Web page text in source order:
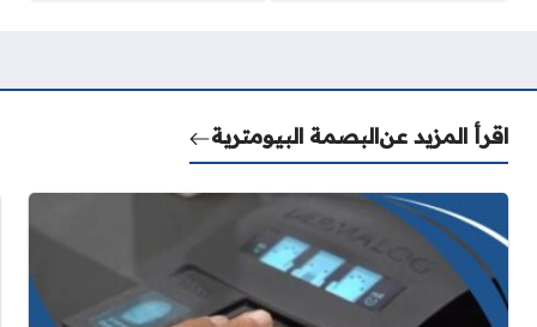
اقرأ المزيد عنالبصمة البيومترية